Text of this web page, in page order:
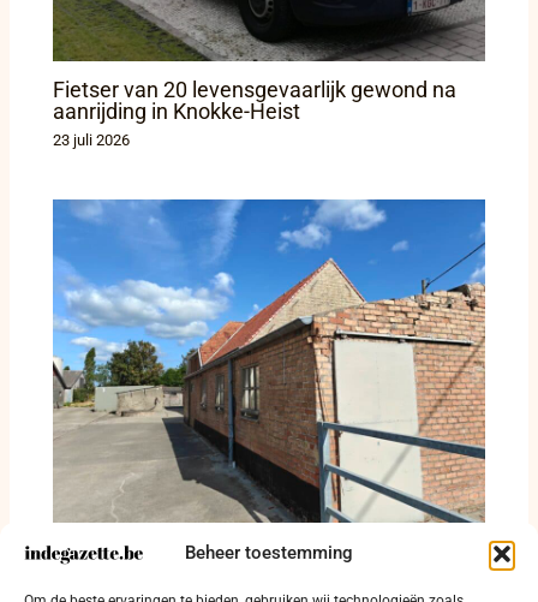
Beheer toestemming
Fietser van 20 levensgevaarlijk gewond na
aanrijding in Knokke-Heist
23 juli 2026
84.500 kippen aan de Galileistraat in
Diksmuide of 500000 kippen per jaar:
technische aanpassingen nemen de grote